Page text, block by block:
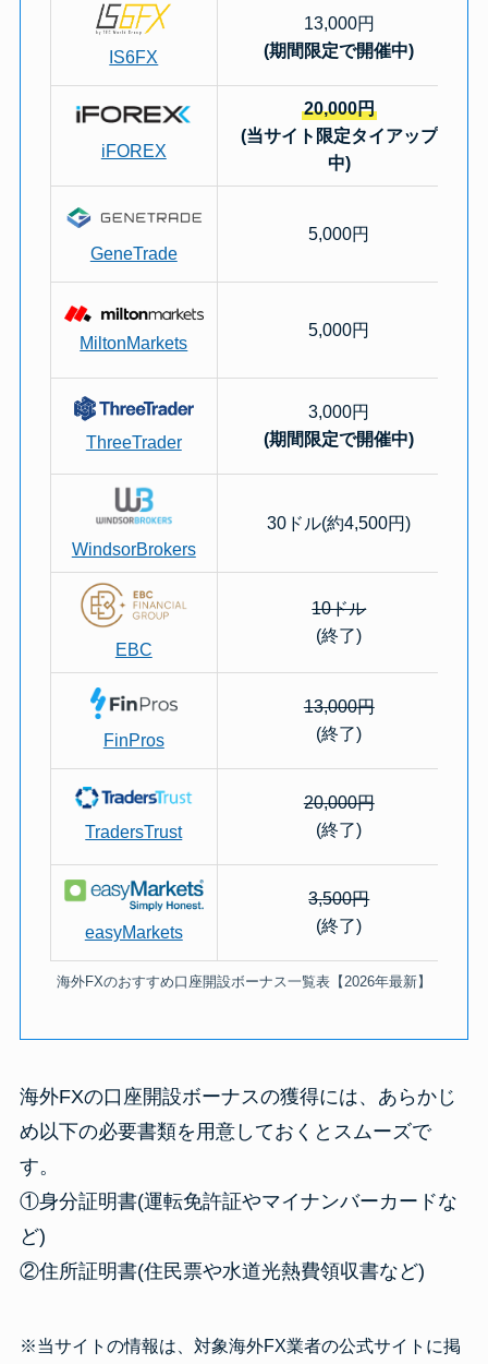
IS6FX
13,000円
(期間限定で開催中)
iFOREX
20,000円
(当サイト限定タイアップ
中)
GeneTrade
5,000円
MiltonMarkets
5,000円
ThreeTrader
3,000円
(期間限定で開催中)
WindsorBrokers
30ドル(約4,500円)
EBC
10ドル
(終了)
FinPros
13,000円
(終了)
TradersTrust
20,000円
(終了)
easyMarkets
3,500円
(終了)
海外FXのおすすめ口座開設ボーナス一覧表【2026年最新】
海外FXの口座開設ボーナスの獲得には、あらかじ
め以下の必要書類を用意しておくとスムーズで
す。
①身分証明書(運転免許証やマイナンバーカードな
ど)
②住所証明書(住民票や水道光熱費領収書など)
※当サイトの情報は、対象海外FX業者の公式サイトに掲